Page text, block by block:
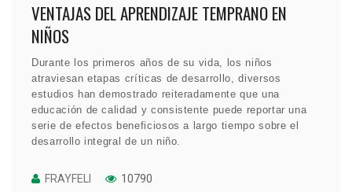
VENTAJAS DEL APRENDIZAJE TEMPRANO EN
NIÑOS
Durante los primeros años de su vida, los niños
atraviesan etapas críticas de desarrollo, diversos
estudios han demostrado reiteradamente que una
educación de calidad y consistente puede reportar una
serie de efectos beneficiosos a largo tiempo sobre el
desarrollo integral de un niño.
FRAYFELI 10790